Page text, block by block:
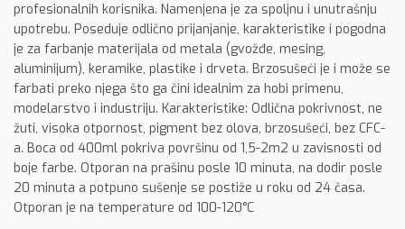
profesionalnih korisnika. Namenjena je za spoljnu i unutrašnju
upotrebu. Poseduje odlično prijanjanje, karakteristike i pogodna
je za farbanje materijala od metala (gvožđe, mesing,
aluminijum), keramike, plastike i drveta. Brzosušeći je i može se
farbati preko njega što ga čini idealnim za hobi primenu,
modelarstvo i industriju. Karakteristike: Odlična pokrivnost, ne
žuti, visoka otpornost, pigment bez olova, brzosušeći, bez CFC-
a. Boca od 400ml pokriva površinu od 1,5-2m2 u zavisnosti od
boje farbe. Otporan na prašinu posle 10 minuta, na dodir posle
20 minuta a potpuno sušenje se postiže u roku od 24 časa.
Otporan je na temperature od 100-120°C